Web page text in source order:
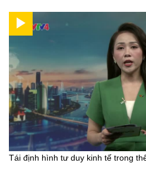
Tái định hình tư duy kinh tế trong